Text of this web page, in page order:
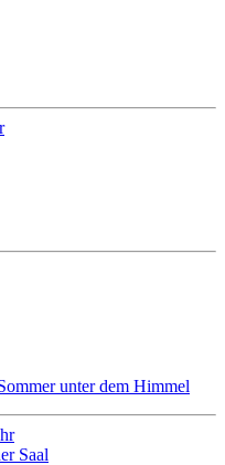
unter dem Himmel
Saal